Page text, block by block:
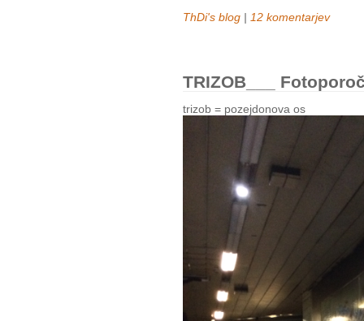
ThDi's blog | 12 komentarjev
TRIZOB___
trizob = pozejdonova os